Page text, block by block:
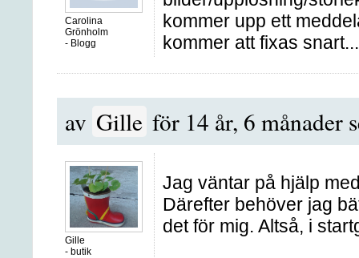
Carolina
Grönholm
- Blogg
kommer upp ett
kommer att fixas snart...
av Gille för 14 år, 6 månader
Gille
- butik
Jag väntar på hjälp
Därefter behöver jag
det för mig. Altså, i